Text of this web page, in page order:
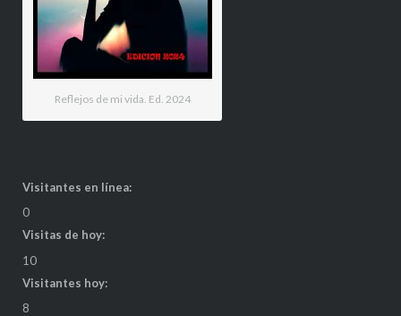
Reflejos de mi vida. Ed. 2024
Visitantes en línea:
0
Visitas de hoy:
10
Visitantes hoy:
8